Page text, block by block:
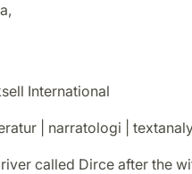
International
| narratologi |
called Dirce after the